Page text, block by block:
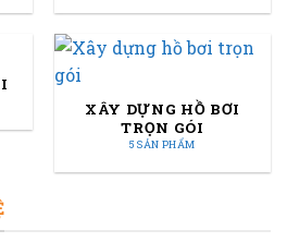
XÂY DỰNG HỒ BƠI
TRỌN GÓI
5 SẢN PHẨM